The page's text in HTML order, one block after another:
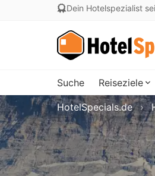
Dein Hotelspezialist
Suche Reiseziele
HotelSpecials.de